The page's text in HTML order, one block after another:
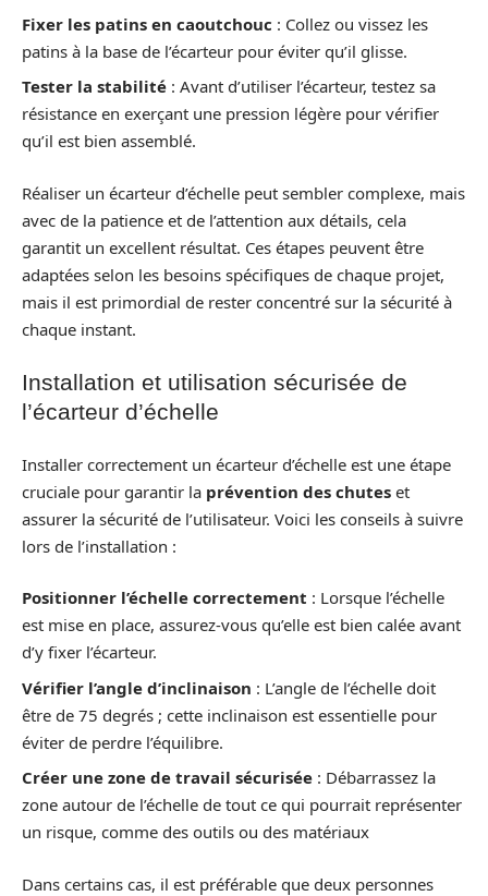
Fixer les patins en caoutchouc : Collez ou vissez les
patins à la base de l’écarteur pour éviter qu’il glisse.
Tester la stabilité : Avant d’utiliser l’écarteur, testez sa
résistance en exerçant une pression légère pour vérifier
qu’il est bien assemblé.
Réaliser un écarteur d’échelle peut sembler complexe, mais
avec de la patience et de l’attention aux détails, cela
garantit un excellent résultat. Ces étapes peuvent être
adaptées selon les besoins spécifiques de chaque projet,
mais il est primordial de rester concentré sur la sécurité à
chaque instant.
Installation et utilisation sécurisée de
l’écarteur d’échelle
Installer correctement un écarteur d’échelle est une étape
cruciale pour garantir la prévention des chutes et
assurer la sécurité de l’utilisateur. Voici les conseils à suivre
lors de l’installation :
Positionner l’échelle correctement : Lorsque l’échelle
est mise en place, assurez-vous qu’elle est bien calée avant
d’y fixer l’écarteur.
Vérifier l’angle d’inclinaison : L’angle de l’échelle doit
être de 75 degrés ; cette inclinaison est essentielle pour
éviter de perdre l’équilibre.
Créer une zone de travail sécurisée : Débarrassez la
zone autour de l’échelle de tout ce qui pourrait représenter
un risque, comme des outils ou des matériaux
Dans certains cas, il est préférable que deux personnes